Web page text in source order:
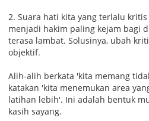
2. Suara hati kita yang terlalu
menjadi hakim paling kejam bagi
terasa lambat. Solusinya, ubah
objektif.
Alih-alih berkata 'kita memang
katakan 'kita menemukan area
latihan lebih'. Ini adalah bentuk
kasih sayang.